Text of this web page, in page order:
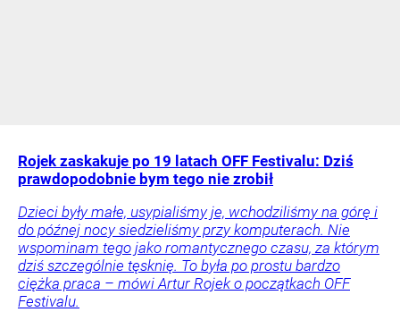
Rojek zaskakuje po 19 latach OFF Festivalu: Dziś
prawdopodobnie bym tego nie zrobił
Dzieci były małe, usypialiśmy je, wchodziliśmy na górę i
do późnej nocy siedzieliśmy przy komputerach. Nie
wspominam tego jako romantycznego czasu, za którym
dziś szczególnie tęsknię. To była po prostu bardzo
ciężka praca – mówi Artur Rojek o początkach OFF
Festivalu.